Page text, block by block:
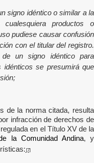
signo idéntico o similar a la
productos o
pudiese causar confusión
con el titular del registro.
un signo idéntico para
idénticos se presumirá que
de la norma citada, resulta
infracción de derechos de
en el Título XV de la
la Comunidad Andina, y
: [7]